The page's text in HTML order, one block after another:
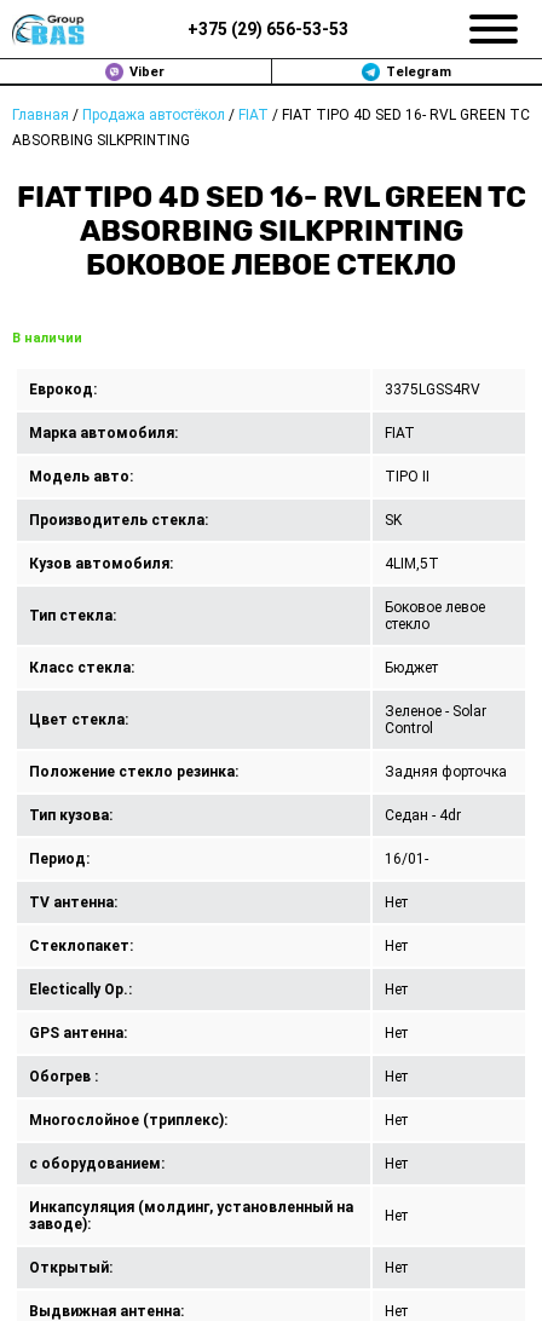
+375 (29) 656-53-53
Viber Telegram
Главная / Продажа автостёкол / FIAT / FIAT TIPO 4D SED 16- RVL GREEN TC
ABSORBING SILKPRINTING
FIAT TIPO 4D SED 16- RVL GREEN TC
ABSORBING SILKPRINTING
БОКОВОЕ ЛЕВОЕ СТЕКЛО
В наличии
Еврокод: 3375LGSS4RV
Марка автомобиля: FIAT
Модель авто: TIPO II
Производитель стекла: SK
Кузов автомобиля: 4LIM,5T
Тип стекла:
Боковое левое
стекло
Класс стекла: Бюджет
Цвет стекла:
Зеленое - Solar
Control
Положение стекло резинка: Задняя форточка
Тип кузова: Седан - 4dr
Период: 16/01-
TV антенна: Нет
Стеклопакет: Нет
Electically Op.: Нет
GPS антенна: Нет
Обогрев : Нет
Многослойное (триплекс): Нет
с оборудованием: Нет
Инкапсуляция (молдинг, установленный на
заводе):
Нет
Открытый: Нет
Выдвижная антенна: Нет
ЗАМЕНА АВТОСТЕКОЛ В МИНСКЕ
ПРОДАЖА АВТОСТЁКОЛ
РЕМОНТ
ПОЛИТИКА КОНФИДЕНЦИАЛЬНОСТИ